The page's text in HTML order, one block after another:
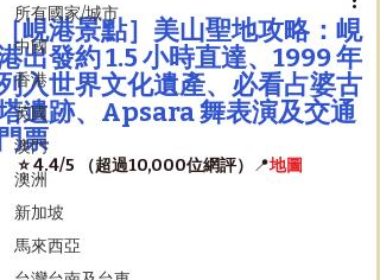
所有國家/城市
中國
香港
英國
澳門
澳洲
新加坡
馬來西亞
峴港景點］美山聖地攻略：峴
出發約 1.5 小時直達、1999 年
入世界文化遺產、必看占婆古
遺跡、Apsara 舞表演及交通
票
⭐️ 4.4/5 （超過10,000位網評） 📍地圖